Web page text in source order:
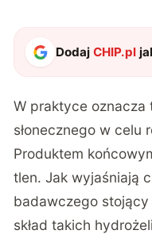
DodajCHIP.pl
W praktyce oznacza
słonecznego w celu
Produktem
tlen. Jak wyjaśniają
badawczego
skład takich